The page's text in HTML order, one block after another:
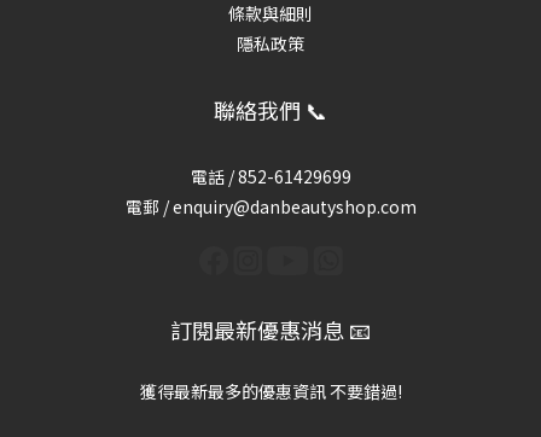
條款與細則
隱私政策
聯絡我們 📞
電話 /852-61429699
電郵 / enquiry@danbeautyshop.com
訂閱最新優惠消息 📧
獲得最新最多的優惠資訊 不要錯過!